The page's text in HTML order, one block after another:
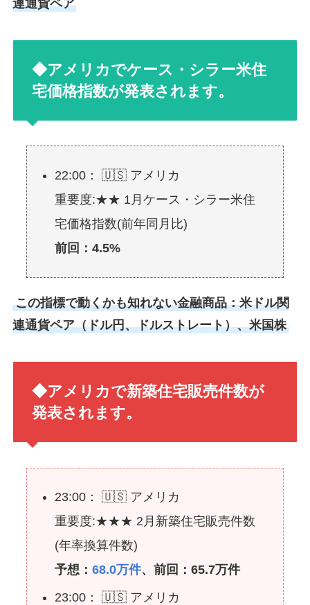
連通貨ペア
◆アメリカでケース・シラー米住
宅価格指数が発表されます。
22:00： 🇺🇸 アメリカ
重要度:★★ 1月ケース・シラー米住
宅価格指数(前年同月比)
前回：4.5%
この指標で動くかも知れない金融商品：米ドル関
連通貨ペア（ドル円、ドルストレート）、米国株
◆アメリカで新築住宅販売件数が
発表されます。
23:00： 🇺🇸 アメリカ
重要度:★★★ 2月新築住宅販売件数
(年率換算件数)
予想： 68.0万件、前回：65.7万件
23:00： 🇺🇸 アメリカ